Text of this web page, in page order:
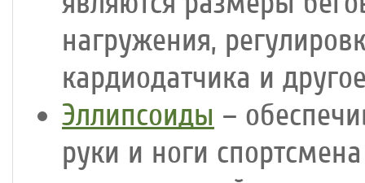
нагружения,
кардиодатчика и
Эллипсоиды –
руки и ноги